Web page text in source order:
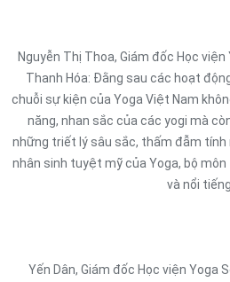
Nguyễn Thị Thoa, Giám đốc Học viện
Thanh Hóa: Đằng sau các hoạt
chuỗi sự kiện của Yoga Việt Nam
năng, nhan sắc của các yogi mà
những triết lý sâu sắc, thấm đẫm tính
nhân sinh tuyệt mỹ của Yoga, bộ
và nổi tiếng
Yến Dân, Giám đốc Học viện Yoga